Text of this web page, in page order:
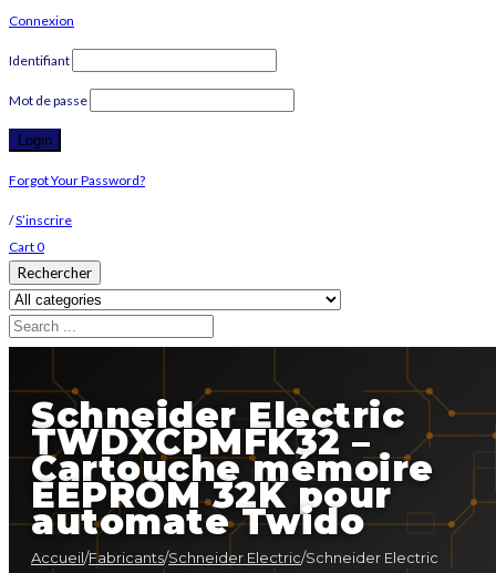
Connexion
Identifiant
Mot de passe
Forgot Your Password?
/S’inscrire
Cart0
Rechercher
Schneider Electric
TWDXCPMFK32 –
Cartouche mémoire
EEPROM 32K pour
automate Twido
Accueil/Fabricants/Schneider Electric/Schneider Electric